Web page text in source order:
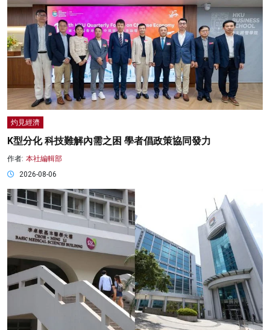
灼見經濟
K型分化 科技難解內需之困 學者倡政策協同發力
作者: 本社編輯部
2026-08-06